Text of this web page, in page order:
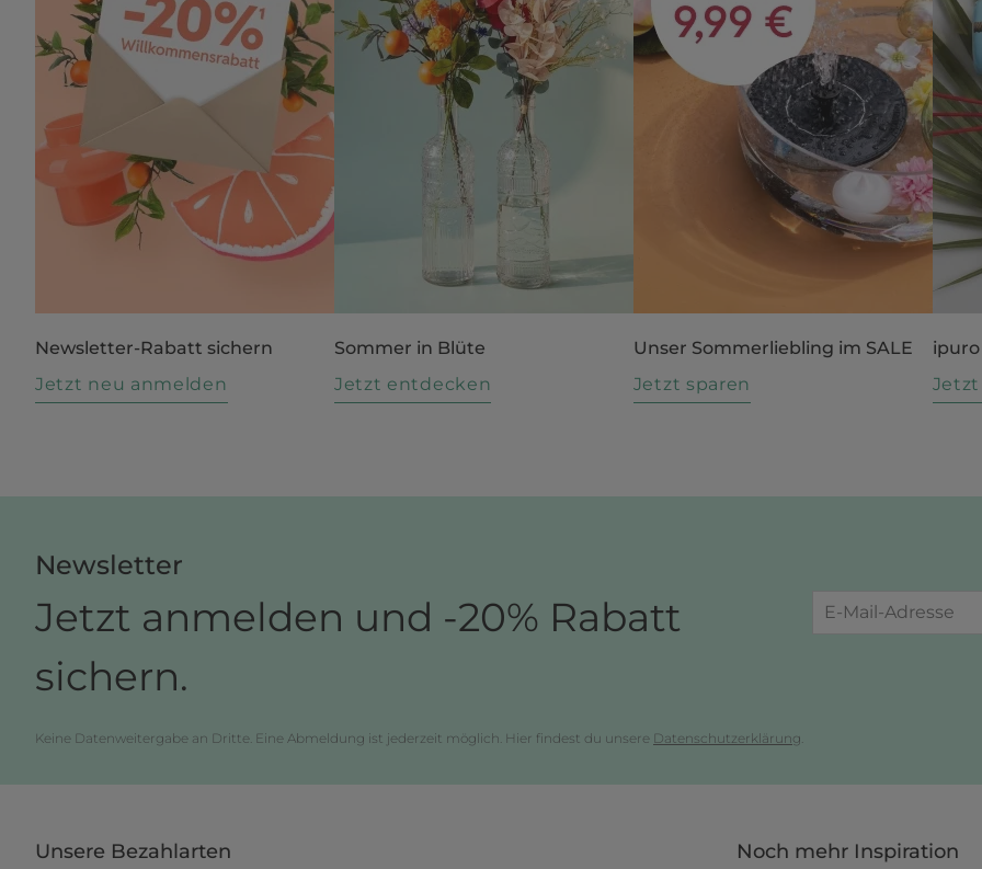
Newsletter-Rabatt sichern
Jetzt neu anmelden
Sommer in Blüte
Jetzt entdecken
Unser Sommerliebling im SALE
Jetzt sparen
ipuro
Newsletter
Jetzt anmelden und -20% Rabatt
sichern.
Keine Datenweitergabe an Dritte. Eine Abmeldung ist jederzeit möglich. Hier findest du unsere Datenschutzerklärung.
Unsere Bezahlarten Noch mehr Inspiration